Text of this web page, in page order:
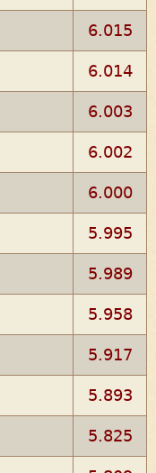
6.015
6.014
6.003
6.002
6.000
5.995
5.989
5.958
5.917
5.893
5.825